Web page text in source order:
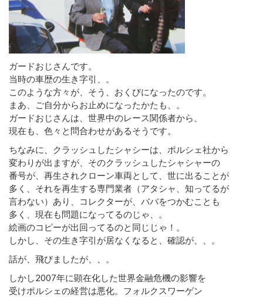
ガードおじさんです。
当時の車歴の生き字引、。
このような方々が、そう、おくびになったのです。
まあ、ご自分からお止めになったかたも、。
ガードおじさんは、世界中のレース関係者から、
現在も、色々と問合わせがあるそうです。
ちなみに、クラッシュしたシャシーは、ポルシェ社から
変わりが出ますが、そのクラッシュしたシャシャーの
番号が、再生されクローン車両として、世に出ることが
多く、それを再生する専門業者（アタシャ、知ってるが
言わない）あり、コレクターが、ババをつかむことも
多く、現在も問題になってるのじゃ、。
絵画のコピーが出回ってるのと同じじゃ！。
しかし、その生き字引が居なくなると、確認が、、。
話が、飛びましたが、、。
しかし2007年に顕在化した世界金融危機の影響を
受けポルシェの経営は悪化。フォルクスワーゲン